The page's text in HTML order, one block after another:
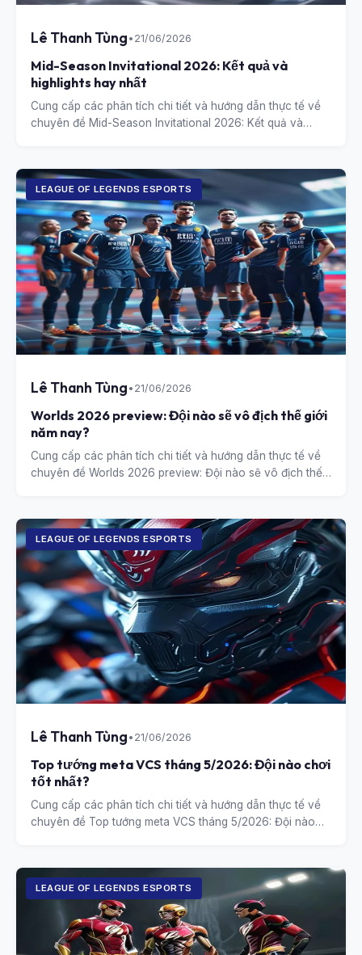
Lê Thanh Tùng • 21/06/2026
Mid-Season Invitational 2026: Kết quả và
highlights hay nhất
Cung cấp các phân tích chi tiết và hướng dẫn thực tế về
chuyên đề Mid-Season Invitational 2026: Kết quả và
LEAGUE OF LEGENDS ESPORTS
Lê Thanh Tùng • 21/06/2026
Worlds 2026 preview: Đội nào sẽ vô địch thế giới
năm nay?
Cung cấp các phân tích chi tiết và hướng dẫn thực tế về
chuyên đề Worlds 2026 preview: Đội nào sẽ vô địch thế
LEAGUE OF LEGENDS ESPORTS
Lê Thanh Tùng • 21/06/2026
Top tướng meta VCS tháng 5/2026: Đội nào chơi
tốt nhất?
Cung cấp các phân tích chi tiết và hướng dẫn thực tế về
chuyên đề Top tướng meta VCS tháng 5/2026: Đội nào
LEAGUE OF LEGENDS ESPORTS